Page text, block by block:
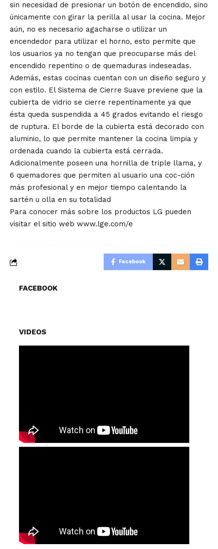
sin necesidad de presionar un botón de encendido, sino
únicamente con girar la perilla al usar la cocina. Mejor
aún, no es necesario agacharse o utilizar un
encendedor para utilizar el horno, esto permite que
los usuarios ya no tengan que preocuparse más del
encendido repentino o de quemaduras indeseadas.
Además, estas cocinas cuentan con un diseño seguro y
con estilo. El Sistema de Cierre Suave previene que la
cubierta de vidrio se cierre repentinamente ya que
ésta queda suspendida a 45 grados evitando el riesgo
de ruptura. El borde de la cubierta está decorado con
aluminio, lo que permite mantener la cocina limpia y
ordenada cuando la cubierta está cerrada.
Adicionalmente poseen una hornilla de triple llama, y
6 quemadores que permiten al usuario una coc-ción
más profesional y en mejor tiempo calentando la
sartén u olla en su totalidad
Para conocer más sobre los productos LG pueden
visitar el sitio web www.lge.com/e
Facebook
FACEBOOK
VIDEOS